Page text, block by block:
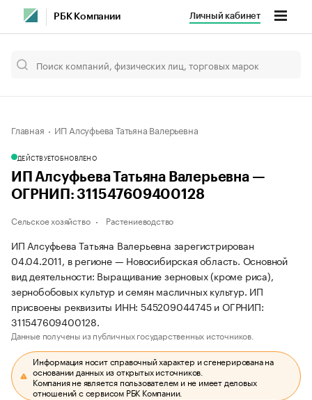
РБК Компании Личный кабинет
Главная ИП Алсуфьева Татьяна Валерьевна
ДЕЙСТВУЕТОБНОВЛЕНО
ИП Алсуфьева Татьяна Валерьевна —
ОГРНИП: 311547609400128
Сельское хозяйство Растениеводство
ИП Алсуфьева Татьяна Валерьевна зарегистрирован
04.04.2011, в регионе — Новосибирская область. Основной
вид деятельности: Выращивание зерновых (кроме риса),
зернобобовых культур и семян масличных культур. ИП
присвоены реквизиты ИНН: 545209044745 и ОГРНИП:
311547609400128.
Данные получены из публичных государственных источников.
Информация носит справочный характер и сгенерирована на
основании данных из открытых источников.
Компания не является пользователем и не имеет деловых
отношений с сервисом РБК Компании.